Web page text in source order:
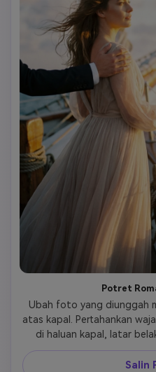
Potret
Ubah foto yang diunggah
atas kapal. Pertahankan
di haluan kapal, latar
terbenam. Pencahayaan
Salin